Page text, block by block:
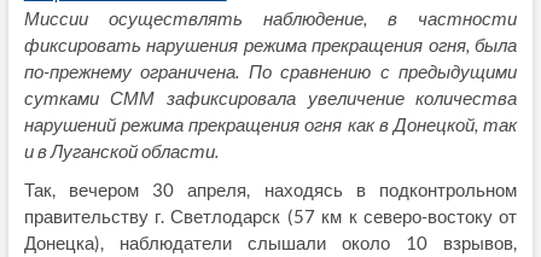
Миссии осуществлять наблюдение, в частности
фиксировать нарушения режима прекращения огня, была
по‑прежнему ограничена. По сравнению с предыдущими
сутками СММ зафиксировала увеличение количества
нарушений режима прекращения огня как в Донецкой, так
и в Луганской области.
Так, вечером 30 апреля, находясь в подконтрольном
правительству г. Светлодарск (57 км к северо‑востоку от
Донецка), наблюдатели слышали около 10 взрывов,